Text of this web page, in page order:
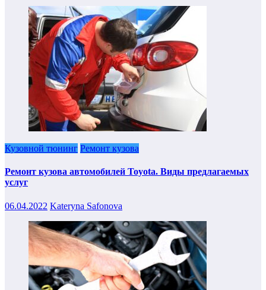
Кузовной тюнинг Ремонт кузова
Ремонт кузова автомобилей Toyota. Виды предлагаемых
услуг
06.04.2022 Kateryna Safonova